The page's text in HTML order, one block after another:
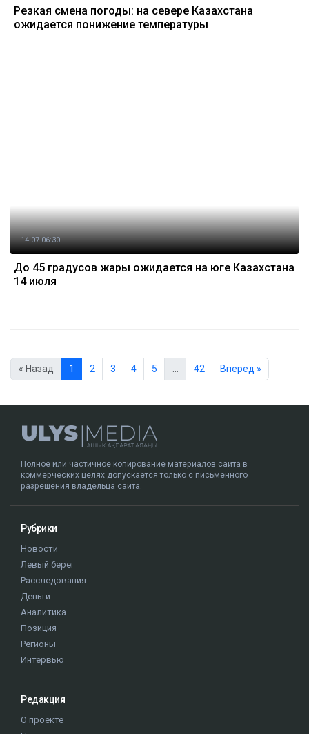
Резкая смена погоды: на севере Казахстана
ожидается понижение температуры
14.07 06:30
До 45 градусов жары ожидается на юге Казахстана
14 июля
« Назад 1 2 3 4 5 … 42 Вперед »
Полное или частичное копирование материалов сайта в
коммерческих целях допускается только с письменного
разрешения владельца сайта.
Рубрики
Новости
Левый берег
Расследования
Деньги
Аналитика
Позиция
Регионы
Интервью
Редакция
О проекте